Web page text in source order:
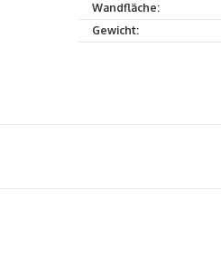
Wandfläche:
Gewicht: